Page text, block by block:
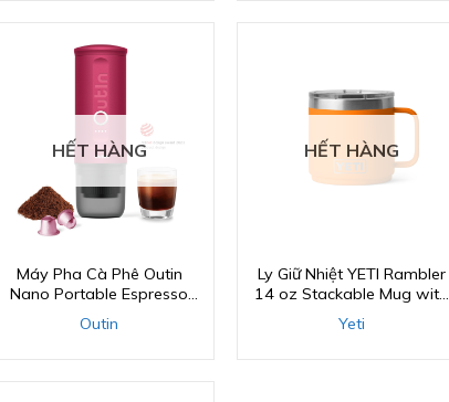
HẾT HÀNG
Máy Pha Cà Phê Outin
Nano Portable Espresso
Machine
Outin
HẾT HÀNG
Ly Giữ Nhiệt YETI Rambler
14 oz Stackable Mug with
MagSlider Lid
Yeti